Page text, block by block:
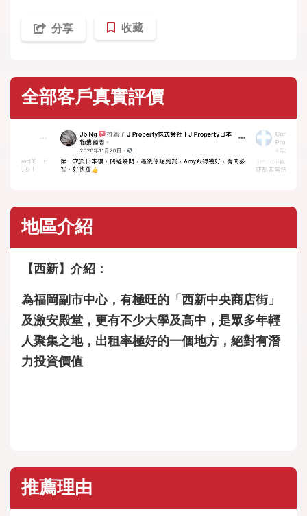
分享 收藏
全部客戶真實評價
地區介紹
【西新】介紹：
為福岡副市中心，有極旺的「西新中央商店街」
及激安殿堂，更有不少大學及高中，是眾多年輕
人聚集之地，出租率極好的一個地方，絕對有潛
力投資價值
推薦理由